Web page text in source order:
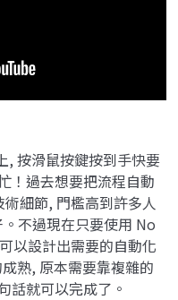
, 按滑鼠按鍵按到手快要
！過去想要把流程自動
細節, 門檻高到許多人
不過現在只要使用 No
以設計出需要的自動化
熟, 原本需要靠複雜的
話就可以完成了。